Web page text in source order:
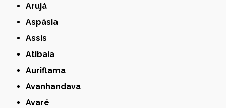
Arujá
Aspásia
Assis
Atibaia
Auriflama
Avanhandava
Avaré